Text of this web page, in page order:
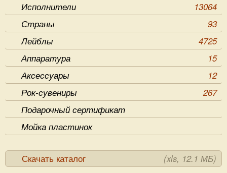
Исполнители
13064
Страны
93
Лейблы
4725
Аппаратура
15
Аксессуары
12
Рок-сувениры
267
Подарочный сертификат
Мойка пластинок
Скачать каталог (xls, 12.1 МБ)